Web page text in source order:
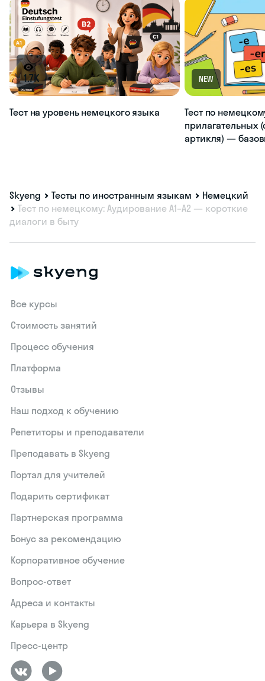
1.7K
Тест на уровень немецкого языка
NEW
Тест по
прилагательных
артикля) —
Skyeng Тесты по иностранным языкам
Немецкий
Тест по немецкому: Аудирование A1–A2 — короткие
диалоги в быту
Все курсы
Стоимость занятий
Процесс обучения
Платформа
Отзывы
Наш подход к обучению
Репетиторы и преподаватели
Преподавать в Skyeng
Портал для учителей
Подарить сертификат
Партнерская программа
Бонус за рекомендацию
Корпоративное обучение
Вопрос-ответ
Адреса и контакты
Карьера в Skyeng
Пресс-центр